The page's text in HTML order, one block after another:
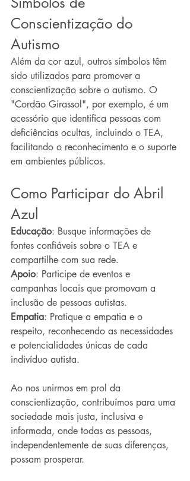
Conscientização do
Autismo
Além da cor azul, outros símbolos têm
sido utilizados para promover a
conscientização sobre o autismo. O
"Cordão Girassol", por exemplo, é um
acessório que identifica pessoas com
deficiências ocultas, incluindo o TEA,
facilitando o reconhecimento e o suporte
em ambientes públicos.
Como Participar do Abril
Azul
Educação: Busque informações de
fontes confiáveis sobre o TEA e
compartilhe com sua rede.
Apoio: Participe de eventos e
campanhas locais que promovam a
inclusão de pessoas autistas.
Empatia: Pratique a empatia e o
respeito, reconhecendo as necessidades
e potencialidades únicas de cada
indivíduo autista.
Ao nos unirmos em prol da
conscientização, contribuímos para uma
sociedade mais justa, inclusiva e
informada, onde todas as pessoas,
independentemente de suas diferenças,
possam prosperar.